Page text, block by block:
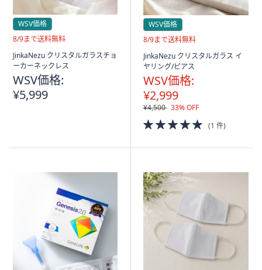
WSV価格
送
無
8/9まで送料無料
JinkaNezu クリスタルガラスチョ
ーカーネックレス
WSV価格:
¥5,999
WSV価格
送
無
料
8/9まで送料無料
JinkaNezu クリスタルガラス イ
ヤリング/ピアス
WSV価格:
¥2,999
¥4,500 33% OFF
5.0
of
(1 件)